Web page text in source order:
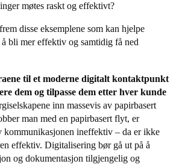
møtes raskt og effektivt?
disse eksemplene som kan hjelpe
bli mer effektiv og samtidig få ned
til et moderne digitalt kontaktpunkt
dem og tilpasse dem etter hver kunde
inn massevis av papirbasert
man med en papirbasert flyt, er
kommunikasjonen ineffektiv – da er ikke
effektiv. Digitalisering bør gå ut på å
og dokumentasjon tilgjengelig og